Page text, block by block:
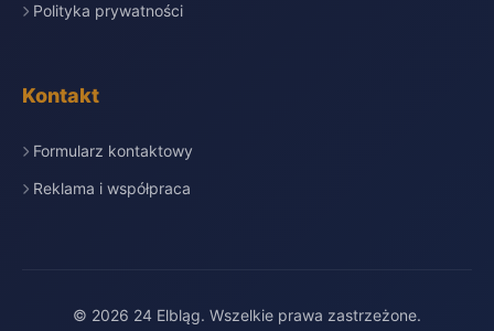
Polityka prywatności
Kontakt
Formularz kontaktowy
Reklama i współpraca
© 2026 24 Elbląg. Wszelkie prawa zastrzeżone.